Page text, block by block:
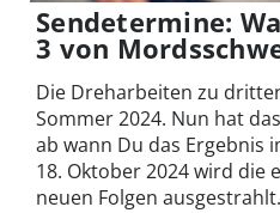
Sendetermine:
3 von
Die Dreharbeiten zu
Sommer 2024. Nun hat
ab wann Du das Ergebnis
18. Oktober 2024 wird die
neuen Folgen ausgestrahlt.